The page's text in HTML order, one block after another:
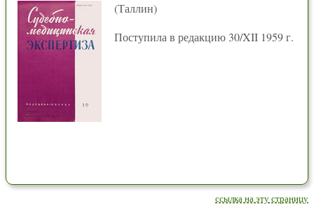
(Таллин)
Поступила в редакцию 30/XII 1959 г.
ссылка на эту страницу